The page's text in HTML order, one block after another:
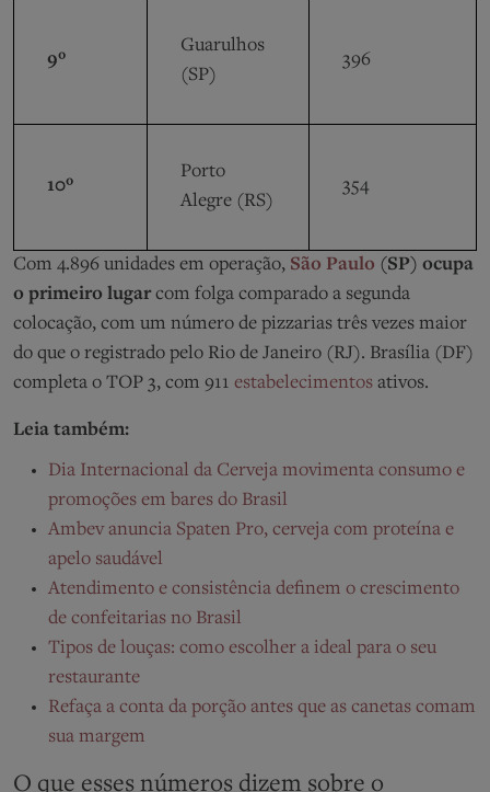
9º
Guarulhos
(SP)
396
10º
Porto
Alegre (RS)
354
Com 4.896 unidades em operação, São Paulo (SP) ocupa
o primeiro lugarcom folga comparado a segunda
colocação, com um número de pizzarias três vezes maior
do que o registrado pelo Rio de Janeiro (RJ). Brasília (DF)
completa o TOP 3, com 911 estabelecimentos ativos.
Leia também:
Dia Internacional da Cerveja movimenta consumo e
promoções em bares do Brasil
Ambev anuncia Spaten Pro, cerveja com proteína e
apelo saudável
Atendimento e consistência definem o crescimento
de confeitarias no Brasil
Tipos de louças: como escolher a ideal para o seu
restaurante
Refaça a conta da porção antes que as canetas comam
sua margem
O que esses números dizem sobre o